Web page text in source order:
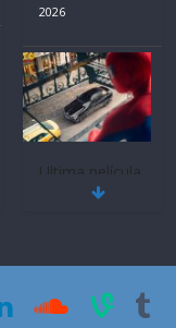
2026
¿Qué puede
pasar con tu
3 de agosto de